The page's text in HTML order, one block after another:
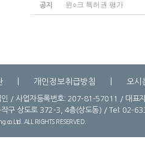
공지 윈○크 특허권 평가
개인정보취급방침 오시
인 / 사업자등록번호: 207-81-57011 / 대표
작구 상도로 372-3, 4층(상도동) / Tel:
ALL RIGHTS RESERVED.